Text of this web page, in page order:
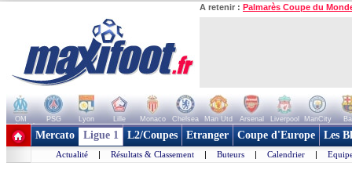
A retenir : Palmarès Coupe du
OM PSG Lyon Lille Monaco Chelsea Man Utd Arsenal Liverpool ManCity
+ de clubs
Mercato Ligue 1 L2/Coupes Etranger Coupe d'Europe Les
Actualité | Résultats & Classement | Buteurs | Calendrier |